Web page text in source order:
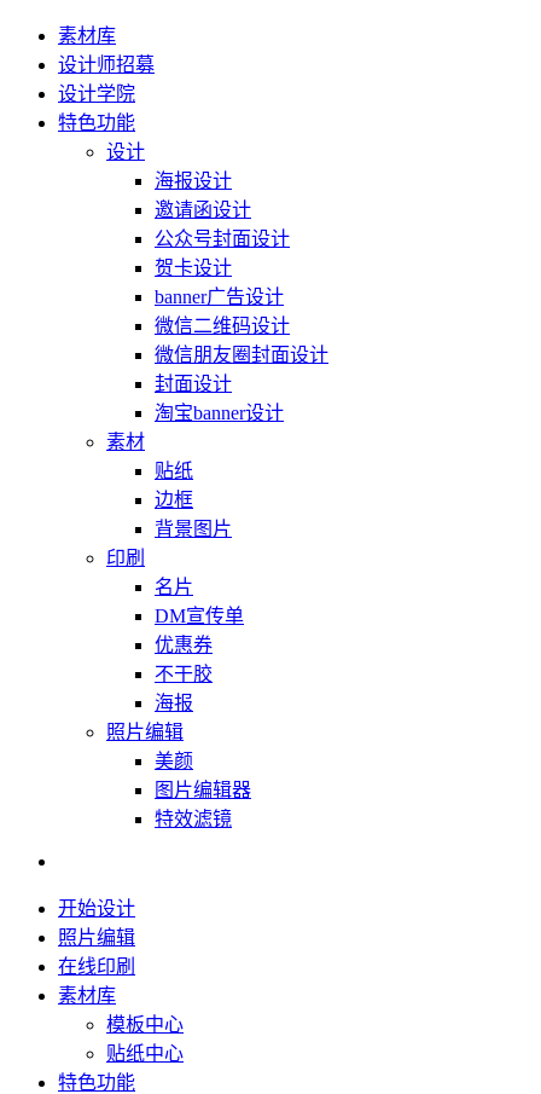
素材库
设计师招募
设计学院
特色功能
设计
海报设计
邀请函设计
公众号封面设计
贺卡设计
banner广告设计
微信二维码设计
微信朋友圈封面设计
封面设计
淘宝banner设计
素材
贴纸
边框
背景图片
印刷
名片
DM宣传单
优惠券
不干胶
海报
照片编辑
美颜
图片编辑器
特效滤镜
开始设计
照片编辑
在线印刷
素材库
模板中心
贴纸中心
特色功能